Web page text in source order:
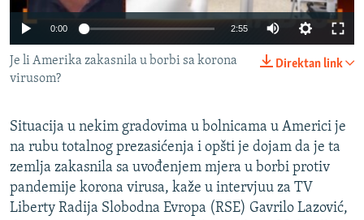
VIŠE OD NASLOVA
GENOCID U SREBRENICI
POPLAVE I KLIZIŠTA U BIH 2024.
POST SCRIPTUM
MOJA EVROPA
TRI DECENIJE OD RATA U BIH
SVE KARTE DEJTONA
PRATITE NAS
Auto 270p 360p 404p
0:00 2:55
Direktan link
Je li Amerika zakasnila u borbi sa korona
virusom?
Situacija u nekim gradovima u bolnicama u Americi je
na rubu totalnog prezasićenja i opšti je dojam da je ta
zemlja zakasnila sa uvođenjem mjera u borbi protiv
pandemije korona virusa, kaže u intervjuu za TV
Liberty Radija Slobodna Evropa (RSE) Gavrilo Lazović,